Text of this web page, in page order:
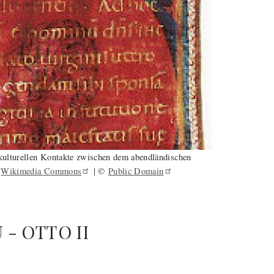
Kontakte zwischen dem abendländischen
Wikimedia Commons | © PublicDomain
- OTTO II